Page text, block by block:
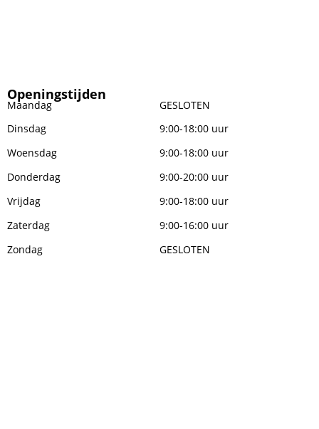
Openingstijden
Maandag
GESLOTEN
Dinsdag
9:00-18:00 uur
Woensdag
9:00-18:00 uur
Donderdag
9:00-20:00 uur
Vrijdag
9:00-18:00 uur
Zaterdag
9:00-16:00 uur
Zondag
GESLOTEN